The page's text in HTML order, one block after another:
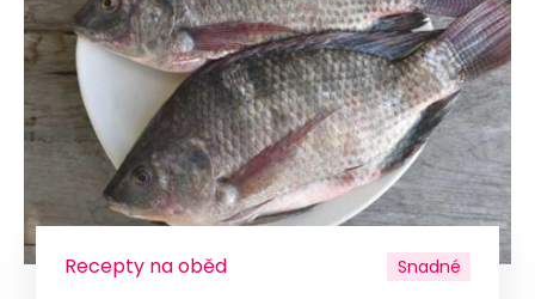
Recepty na oběd Snadné